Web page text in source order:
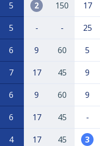
5 2 150 17
5 - - 25
6 9 60 5
7 17 45 9
6 9 60 9
6 17 45 -
4 17 45 3